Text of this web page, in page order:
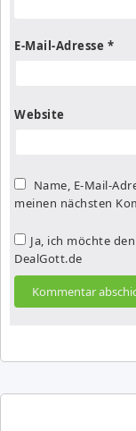
E-Mail-Adresse *
Website
Name, E-Mail-
meinen nächsten
Ja, ich möchte
DealGott.de